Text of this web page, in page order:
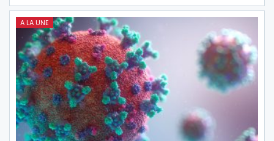
A LA UNE